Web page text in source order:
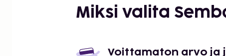
Miksi valita
Voittamaton arvo ja